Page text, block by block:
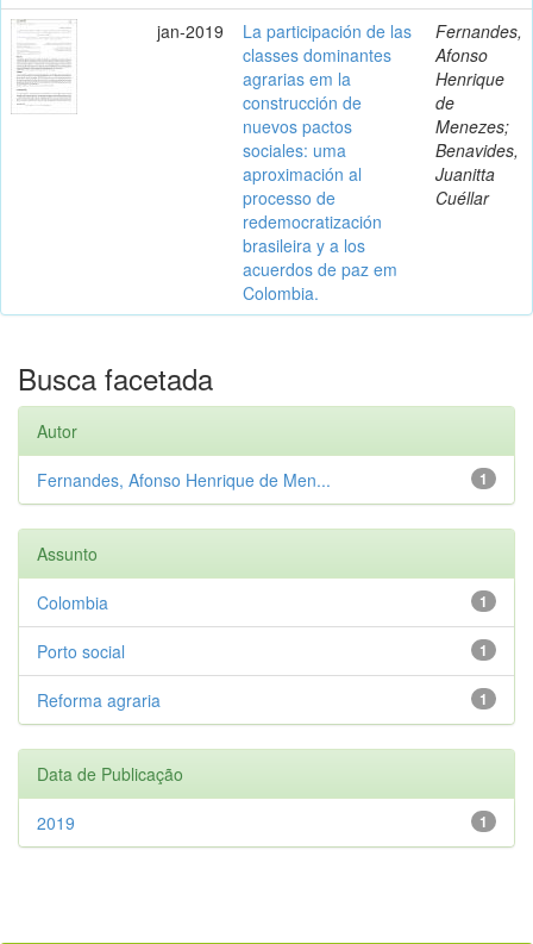
jan-2019
La participación de las
classes dominantes
agrarias em la
construcción de
nuevos pactos
sociales: uma
aproximación al
processo de
redemocratización
brasileira y a los
acuerdos de paz em
Colombia.
Fernandes,
Afonso
Henrique
de
Menezes;
Benavides,
Juanitta
Cuéllar
Busca facetada
Autor
1
Fernandes, Afonso Henrique de Men...
Assunto
1
Colombia
1
Porto social
1
Reforma agraria
Data de Publicação
1
2019